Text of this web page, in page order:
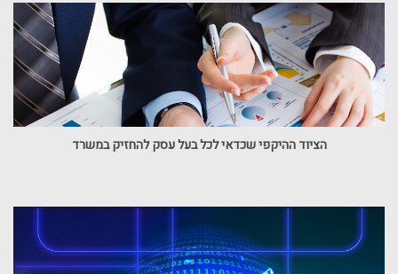
הציוד ההיקפי שכדאי לכל בעל עסק להחזיק במשרד